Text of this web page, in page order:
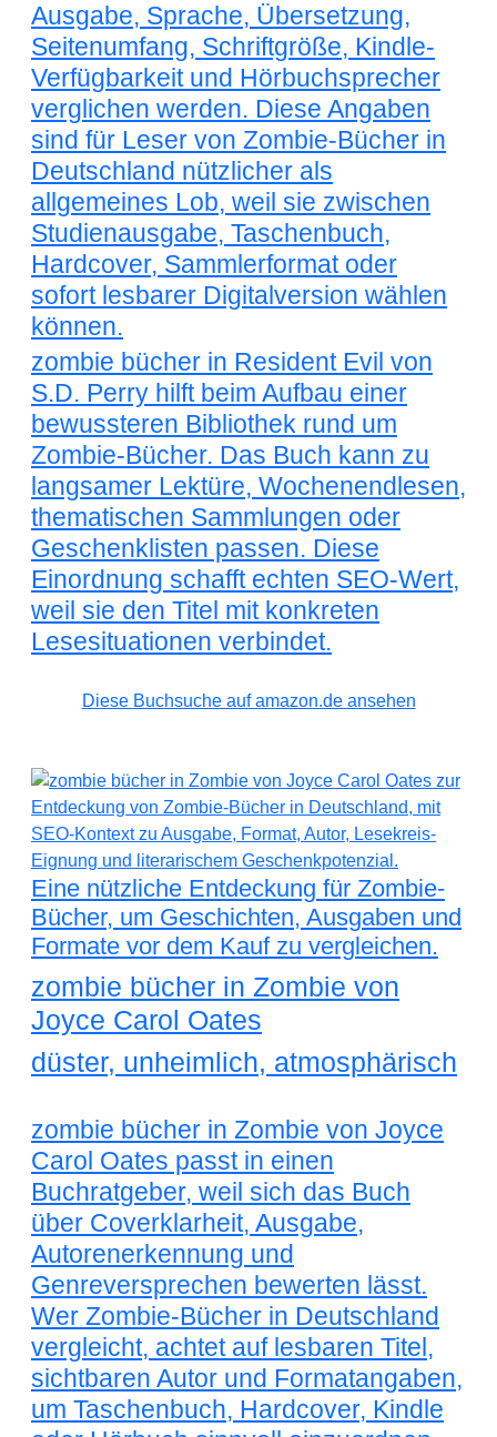
Ausgabe, Sprache, Übersetzung,
Seitenumfang, Schriftgröße, Kindle-
Verfügbarkeit und Hörbuchsprecher
verglichen werden. Diese Angaben
sind für Leser von Zombie-Bücher in
Deutschland nützlicher als
allgemeines Lob, weil sie zwischen
Studienausgabe, Taschenbuch,
Hardcover, Sammlerformat oder
sofort lesbarer Digitalversion wählen
können.
zombie bücher in Resident Evil von
S.D. Perry hilft beim Aufbau einer
bewussteren Bibliothek rund um
Zombie-Bücher. Das Buch kann zu
langsamer Lektüre, Wochenendlesen,
thematischen Sammlungen oder
Geschenklisten passen. Diese
Einordnung schafft echten SEO-Wert,
weil sie den Titel mit konkreten
Lesesituationen verbindet.
Diese Buchsuche auf amazon.de ansehen
Eine nützliche Entdeckung für Zombie-
Bücher, um Geschichten, Ausgaben und
Formate vor dem Kauf zu vergleichen.
zombie bücher in Zombie von
Joyce Carol Oates
düster, unheimlich, atmosphärisch
zombie bücher in Zombie von Joyce
Carol Oates passt in einen
Buchratgeber, weil sich das Buch
über Coverklarheit, Ausgabe,
Autorenerkennung und
Genreversprechen bewerten lässt.
Wer Zombie-Bücher in Deutschland
vergleicht, achtet auf lesbaren Titel,
sichtbaren Autor und Formatangaben,
um Taschenbuch, Hardcover, Kindle